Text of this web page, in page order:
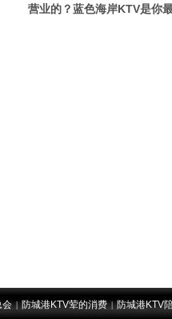
营业的？蓝色海岸KTV是你
会 | 防城港KTV荤的消费 | 防城港KTV